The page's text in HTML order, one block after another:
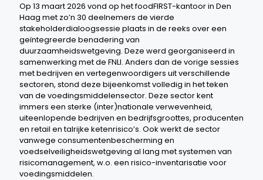
Op 13 maart 2026 vond op het foodFIRST-kantoor in Den
Haag met zo’n 30 deelnemers de vierde
stakeholderdialoogsessie plaats in de reeks over een
geïntegreerde benadering van
duurzaamheidswetgeving. Deze werd georganiseerd in
samenwerking met de FNLI. Anders dan de vorige sessies
met bedrijven en vertegenwoordigers uit verschillende
sectoren, stond deze bijeenkomst volledig in het teken
van de voedingsmiddelensector. Deze sector kent
immers een sterke (inter)nationale verwevenheid,
uiteenlopende bedrijven en bedrijfsgroottes, producenten
en retail en talrijke ketenrisico’s. Ook werkt de sector
vanwege consumentenbescherming en
voedselveiligheidswetgeving al lang met systemen van
risicomanagement, w.o. een risico-inventarisatie voor
voedingsmiddelen.